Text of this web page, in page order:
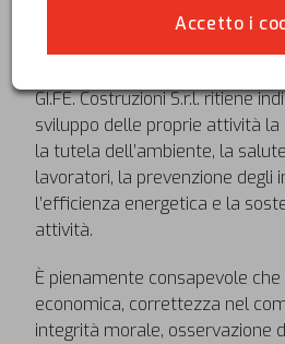
destinazione d’uso
terziario.
GI.FE. Costruzioni S.r.l. ritiene
sviluppo delle proprie attività la
la tutela dell’ambiente, la
lavoratori, la prevenzione degli
l’efficienza energetica e la
attività.
È pienamente consapevole
economica, correttezza nel
integrità morale, osservazione
Accetto i